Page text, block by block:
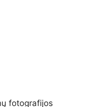
fotografijos